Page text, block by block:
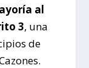
al
3, una
de